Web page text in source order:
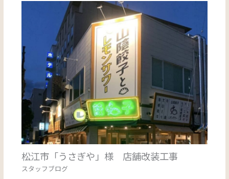
松江市「うさぎや」様 店舗改装工事
スタッフブログ